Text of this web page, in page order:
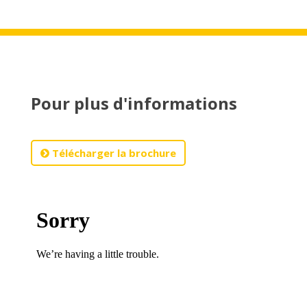
Pour plus d'informations
Télécharger la brochure